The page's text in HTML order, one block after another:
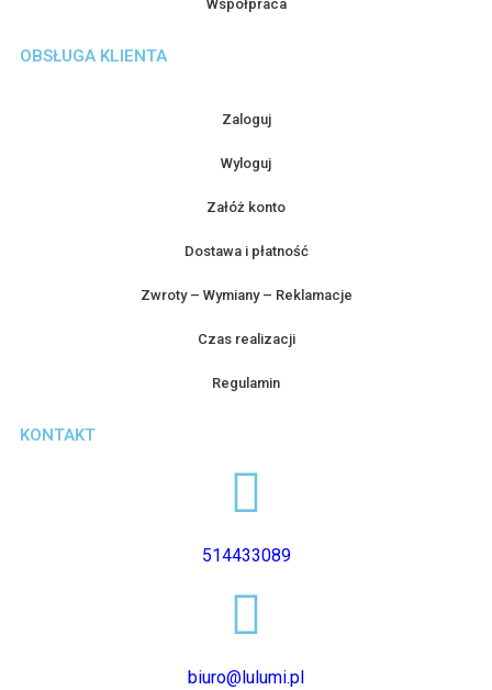
Współpraca
OBSŁUGA KLIENTA
Zaloguj
Wyloguj
Załóż konto
Dostawa i płatność
Zwroty – Wymiany – Reklamacje
Czas realizacji
Regulamin
KONTAKT
514433089
biuro@lulumi.pl